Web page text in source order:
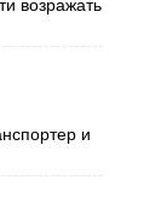
возражать
и